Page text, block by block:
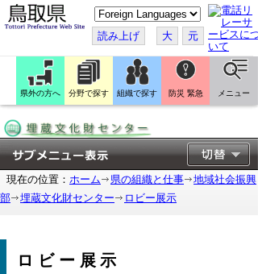
こ
の
ペ
ー
ジ
翻
訳
す
読み上げ 大 元
県外の方へ 分野で探す 組織で探す 防災 緊急 メニュー
現在の位置： ホーム 県の組織と仕事
地域社会振興
部
埋蔵文化財センター ロビー展示
ロビー展示